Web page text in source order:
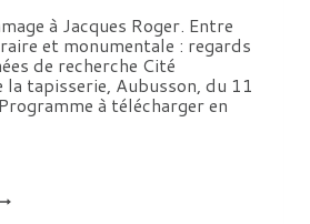
à Jacques Roger. Entre
et monumentale : regards
de recherche Cité
tapisserie, Aubusson, du 11
à télécharger en